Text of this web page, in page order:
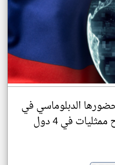
الدبلوماسي في
إفريقيا بافتتاح ممثليات في 4 دول